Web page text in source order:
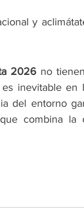
y
2026 no
inevitable en
del entorno
combina la